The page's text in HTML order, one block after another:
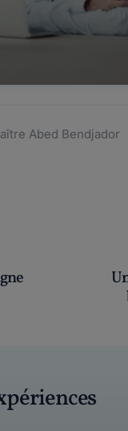
Abed Bendjador